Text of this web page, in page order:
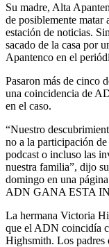
Su madre, Alta
de posiblemente
estación de noticias.
sacado de la casa por
Apantenco en el
Pasaron más de cinco
una coincidencia de
en el caso.
“Nuestro
no a la participación
podcast o incluso las
nuestra familia”, dijo
domingo en una
ADN GANA ESTA
La hermana Victoria
que el ADN coincidía
Highsmith. Los padres